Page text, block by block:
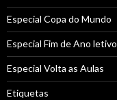
Especial Copa do Mundo
Especial Fim de Ano letivo
Especial Volta as Aulas
Etiquetas